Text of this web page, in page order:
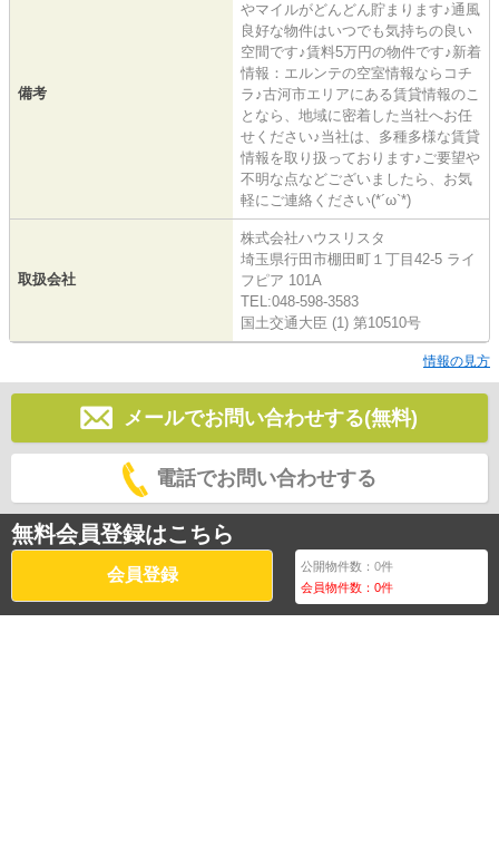
備考
やマイルがどんどん貯まります♪通風
良好な物件はいつでも気持ちの良い
空間です♪賃料5万円の物件です♪新着
情報：エルンテの空室情報ならコチ
ラ♪古河市エリアにある賃貸情報のこ
となら、地域に密着した当社へお任
せください♪当社は、多種多様な賃貸
情報を取り扱っております♪ご要望や
不明な点などございましたら、お気
軽にご連絡ください(*´ω`*)
取扱会社
株式会社ハウスリスタ
埼玉県行田市棚田町１丁目42-5 ライ
フピア 101A
TEL:048-598-3583
国土交通大臣 (1) 第10510号
情報の見方
メールでお問い合わせする(無料)
電話でお問い合わせする
無料会員登録はこちら
会員登録 公開物件数：0件
会員物件数：0件